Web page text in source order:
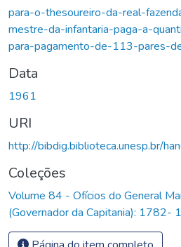
para-o-thesoureiro-da-real-
mestre-da-infantaria-paga-a-
para-pagamento-de-113-pares-
Data
1961
URI
http://bibdig.biblioteca.unesp.br/
Coleções
Volume 84 - Ofícios do General
(Governador da Capitania): 1782-